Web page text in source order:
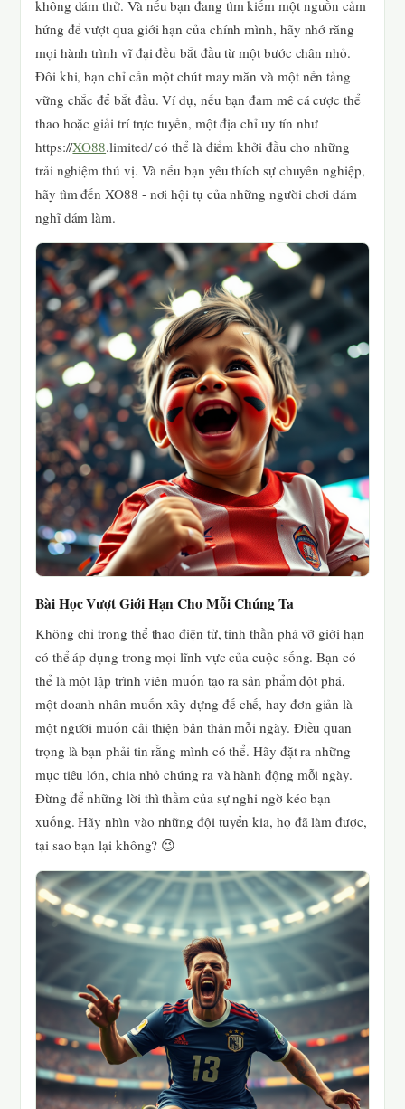
không dám thử. Và nếu bạn đang tìm kiếm một nguồn cảm
hứng để vượt qua giới hạn của chính mình, hãy nhớ rằng
mọi hành trình vĩ đại đều bắt đầu từ một bước chân nhỏ.
Đôi khi, bạn chỉ cần một chút may mắn và một nền tảng
vững chắc để bắt đầu. Ví dụ, nếu bạn đam mê cá cược thể
thao hoặc giải trí trực tuyến, một địa chỉ uy tín như
https://XO88.limited/ có thể là điểm khởi đầu cho những
trải nghiệm thú vị. Và nếu bạn yêu thích sự chuyên nghiệp,
hãy tìm đến XO88 - nơi hội tụ của những người chơi dám
nghĩ dám làm.
Bài Học Vượt Giới Hạn Cho Mỗi Chúng Ta
Không chỉ trong thể thao điện tử, tinh thần phá vỡ giới hạn
có thể áp dụng trong mọi lĩnh vực của cuộc sống. Bạn có
thể là một lập trình viên muốn tạo ra sản phẩm đột phá,
một doanh nhân muốn xây dựng đế chế, hay đơn giản là
một người muốn cải thiện bản thân mỗi ngày. Điều quan
trọng là bạn phải tin rằng mình có thể. Hãy đặt ra những
mục tiêu lớn, chia nhỏ chúng ra và hành động mỗi ngày.
Đừng để những lời thì thầm của sự nghi ngờ kéo bạn
xuống. Hãy nhìn vào những đội tuyển kia, họ đã làm được,
tại sao bạn lại không? 😉